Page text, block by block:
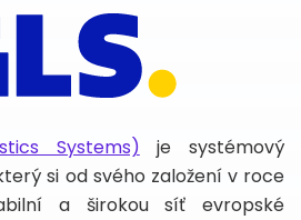
Systems) je systémový
si od svého založení v roce
a širokou síť evropské